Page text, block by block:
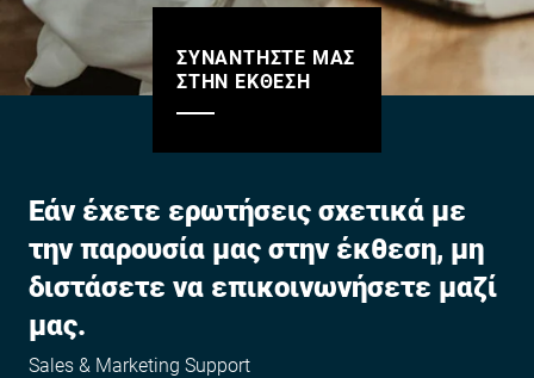
ΣΥΝΑΝΤΗΣΤΕ ΜΑΣ
ΣΤΗΝ ΕΚΘΕΣΗ
Εάν έχετε ερωτήσεις σχετικά με
την παρουσία μας στην έκθεση, μη
διστάσετε να επικοινωνήσετε μαζί
μας.
Sales & Marketing Support